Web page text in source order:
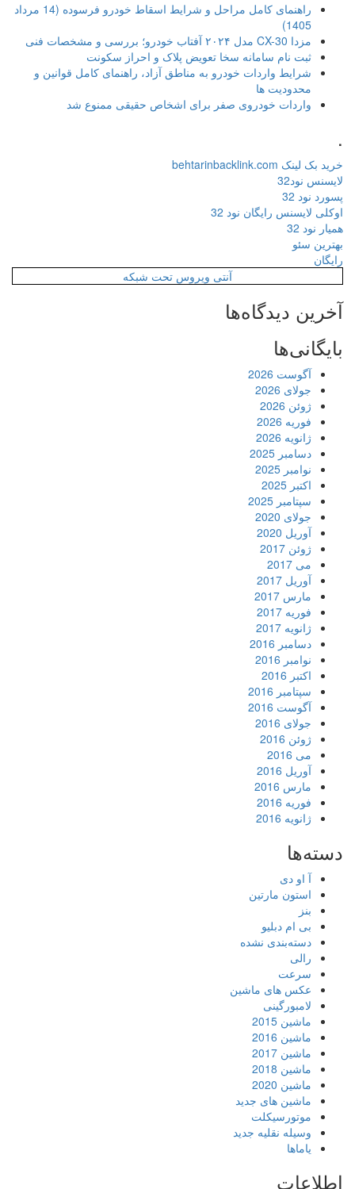
راهنمای کامل مراحل و شرایط اسقاط خودرو فرسوده (14 مرداد
1405)
مزدا CX-30 مدل ۲۰۲۴ آفتاب خودرو؛ بررسی و مشخصات فنی
ثبت نام سامانه سخا تعویض پلاک و احراز سکونت
شرایط واردات خودرو به مناطق آزاد، راهنمای کامل قوانین و
محدودیت ها
واردات خودروی صفر برای اشخاص حقیقی ممنوع شد
خرید بک لینک behtarinbacklink.com
لایسنس نود32
پسورد نود 32
اوکلی لایسنس رایگان نود 32
همیار نود 32
بهترین سئو
رایگان
آنتی ویروس تحت شبکه
آخرین دیدگاه‌ها
بایگانی‌ها
آگوست 2026
جولای 2026
ژوئن 2026
فوریه 2026
ژانویه 2026
دسامبر 2025
نوامبر 2025
اکتبر 2025
سپتامبر 2025
جولای 2020
آوریل 2020
ژوئن 2017
می 2017
آوریل 2017
مارس 2017
فوریه 2017
ژانویه 2017
دسامبر 2016
نوامبر 2016
اکتبر 2016
سپتامبر 2016
آگوست 2016
جولای 2016
ژوئن 2016
می 2016
آوریل 2016
مارس 2016
فوریه 2016
ژانویه 2016
دسته‌ها
آ او دی
استون مارتین
بنز
بی ام دبلیو
دسته‌بندی نشده
رالی
سرعت
عکس های ماشین
لامبورگینی
ماشین 2015
ماشین 2016
ماشین 2017
ماشین 2018
ماشین 2020
ماشین های جدید
موتورسیکلت
وسیله نقلیه جدید
یاماها
اطلاعات